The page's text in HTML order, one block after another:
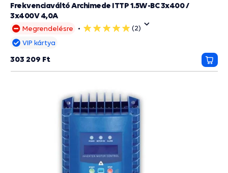
Megrendelésre
5
(2)
Frekvenciaváltó Archimede ITTP 1.5W-BC 3x400 /
3x400V 4,0A
VIP kártya
303 209 Ft